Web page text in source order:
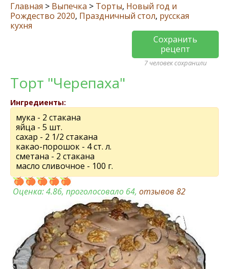
Главная > Выпечка > Торты, Новый год и
Рождество 2020, Праздничный стол, русская
кухня
Сохранить
рецепт
7 человек сохранили
Торт "Черепаха"
Ингредиенты:
мука - 2 стакана
яйца - 5 шт.
сахар - 2 1/2 стакана
какао-порошок - 4 ст. л.
сметана - 2 стакана
масло сливочное - 100 г.
Оценка:4.86, проголосовало 64, отзывов 82